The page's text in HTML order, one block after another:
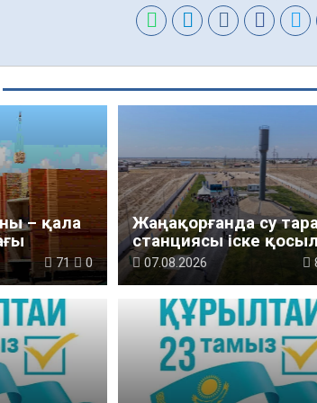
– қала
71 0
Жаңақорғанда су
станциясы іске
07.08.2026